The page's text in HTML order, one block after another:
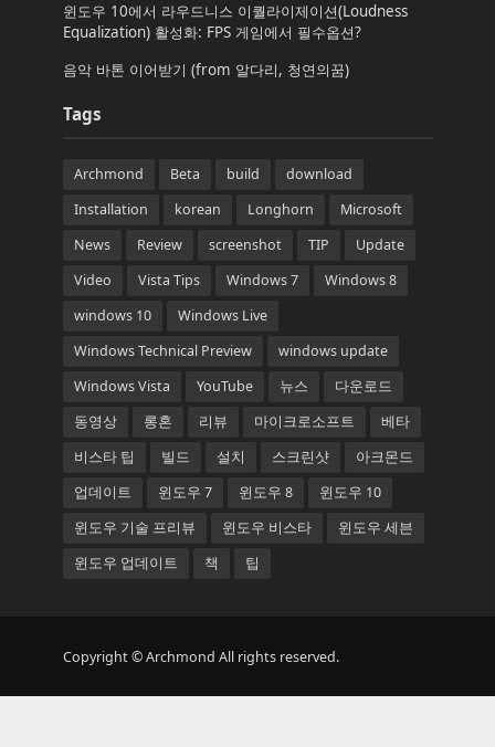
윈도우 10에서 라우드니스 이퀄라이제이션(Loudness
Equalization) 활성화: FPS 게임에서 필수옵션?
음악 바톤 이어받기 (from 알다리, 청연의꿈)
Tags
Archmond Beta build
download
Installation
korean Longhorn
Microsoft
News
Review screenshot TIP
Update
Video
Vista Tips Windows 7
Windows 8
windows 10
Windows Live
Windows Technical Preview
windows update
Windows Vista
YouTube 뉴스
다운로드
동영상
롱혼 리뷰 마이크로소프트
베타
비스타 팁
빌드 설치 스크린샷
아크몬드
업데이트
윈도우 7 윈도우 8
윈도우 10
윈도우 기술 프리뷰
윈도우 비스타
윈도우 세븐
윈도우 업데이트
책 팁
Copyright © Archmond All rights reserved.